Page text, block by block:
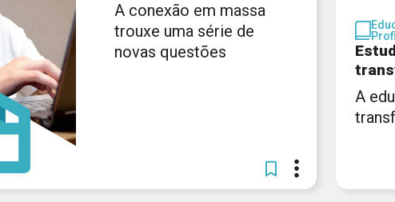
A conexão em massa
trouxe uma série de
novas questões
A